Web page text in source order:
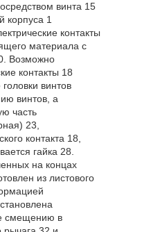
винта 15
корпуса 1
контакты
материала с
Возможно
контакты 18
винтов
винтов, а
часть
23,
контакта 18,
гайка 28.
на концах
из листового
смещению в